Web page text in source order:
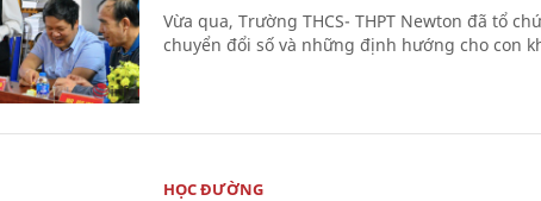
Vừa qua, Trường THCS- THPT Newton đã tổ
chuyển đổi số và những định hướng cho con
HỌC ĐƯỜNG